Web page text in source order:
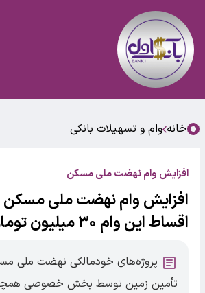
خانه وام و تسهیلات بانکی
افزایش وام نهضت ملی مسکن
افزایش وام نهضت ملی مسکن
اقساط این وام ۳۰ میلیون تومان می‌شود
پروژه‌های خودمالکی نهضت ملی
تأمین زمین توسط بخش خصوصی